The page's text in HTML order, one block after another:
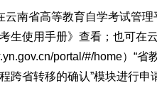
云南省高等教育自学考试管
生使用手册》查看；也可在
portal/#/home）“省
跨省转移的确认”模块进行申